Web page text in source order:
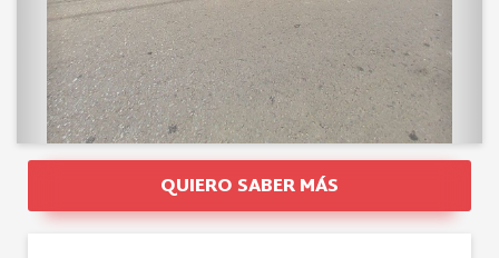
QUIERO SABER MÁS